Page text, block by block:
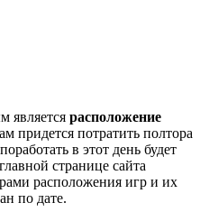
является расположение
придется потратить полтора
в этот день будет
странице сайта
расположения игр и их
по дате.